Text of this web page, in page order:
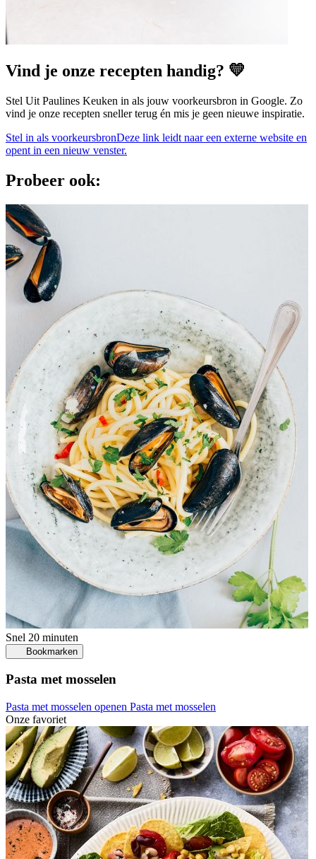
Vind je onze recepten handig? 💛
Stel Uit Paulines Keuken in als jouw voorkeursbron in Google. Zo
vind je onze recepten sneller terug én mis je geen nieuwe inspiratie.
Stel in als voorkeursbronDeze link leidt naar een externe website en
opent in een nieuw venster.
Probeer ook:
Snel 20 minuten
Bookmarken
Pasta met mosselen
Pasta met mosselen openen Pasta met mosselen
Onze favoriet